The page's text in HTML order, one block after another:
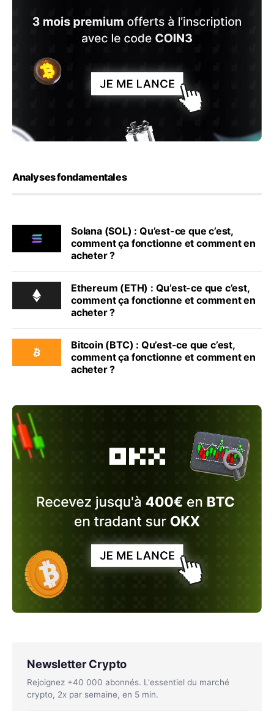
Analyses fondamentales
Solana (SOL) : Qu’est-ce que c’est,
comment ça fonctionne et comment en
acheter ?
Ethereum (ETH) : Qu’est-ce que c’est,
comment ça fonctionne et comment en
acheter ?
Bitcoin (BTC) : Qu’est-ce que c’est,
comment ça fonctionne et comment en
acheter ?
Newsletter Crypto
Rejoignez +40 000 abonnés. L'essentiel du marché
crypto, 2x par semaine, en 5 min.